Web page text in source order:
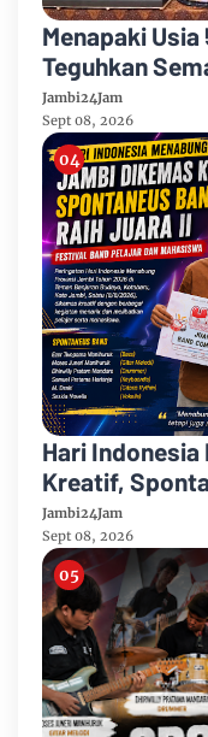
Menapaki Usia
Teguhkan
Growing”
Jambi24Jam
Sept 08, 2026
Hari Indonesia
Kreatif,
Festival Band
Jambi24Jam
Sept 08, 2026